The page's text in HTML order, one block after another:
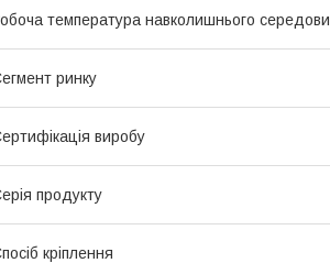
температура навколишнього середови
ринку
виробу
продукту
кріплення